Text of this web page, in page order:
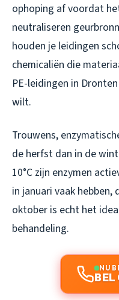
ophoping af voordat
neutraliseren
houden je leidingen
chemicaliën die
PE-leidingen in
wilt.
Trouwens,
de herfst dan in de
10°C zijn enzymen
in januari vaak
oktober is echt het
behandeling.
NU